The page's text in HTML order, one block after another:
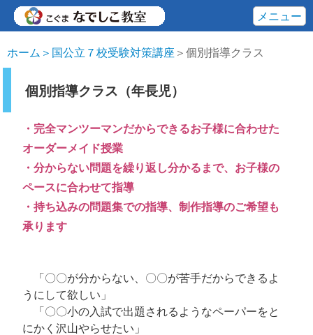
メニュー
ホーム ＞国公立７校受験対策講座 ＞個別指導クラス
個別指導クラス（年長児）
・完全マンツーマンだからできるお子様に合わせた
オーダーメイド授業
・分からない問題を繰り返し分かるまで、お子様の
ペースに合わせて指導
・持ち込みの問題集での指導、制作指導のご希望も
承ります
「〇〇が分からない、〇〇が苦手だからできるよ
うにして欲しい」
「〇〇小の入試で出題されるようなペーパーをと
にかく沢山やらせたい」